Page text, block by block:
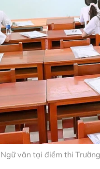
văn tại điểm thi